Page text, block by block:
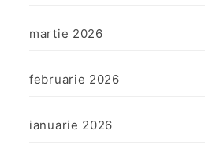
martie 2026
februarie 2026
ianuarie 2026